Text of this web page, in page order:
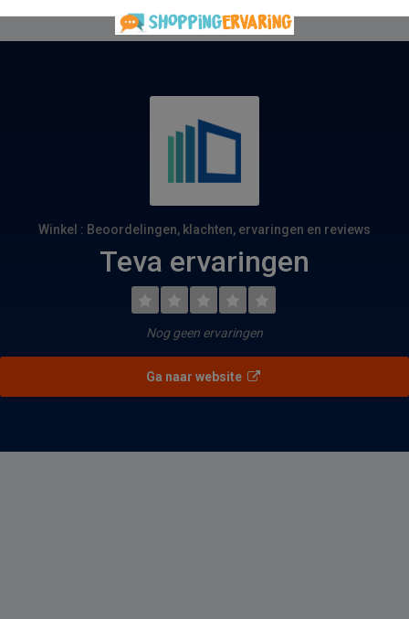
Winkel : Beoordelingen, klachten, ervaringen en reviews
Teva ervaringen
Nog geen ervaringen
Ga naar website